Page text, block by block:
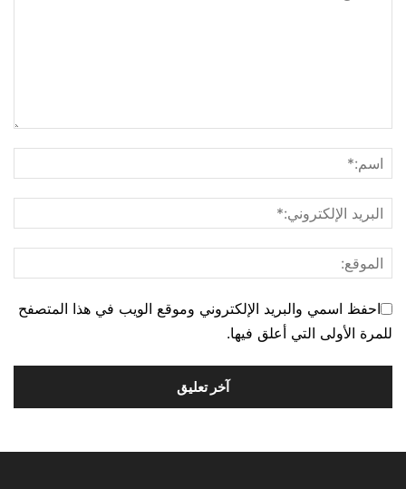
احفظ اسمي والبريد الإلكتروني وموقع الويب في هذا المتصفح
للمرة الأولى التي أعلق فيها.